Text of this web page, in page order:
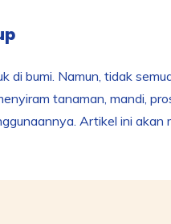
di bumi. Namun, tidak
tanaman, mandi,
Artikel ini akan